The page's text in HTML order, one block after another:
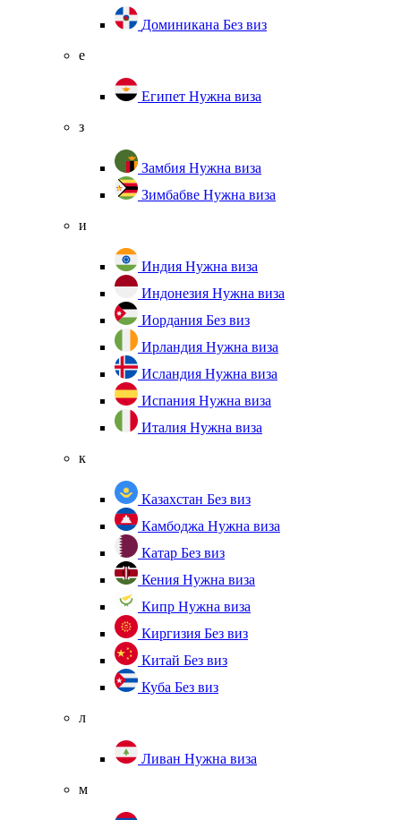
Доминикана Без виз
е
Египет Нужна виза
з
Замбия Нужна виза
Зимбабве Нужна виза
и
Индия Нужна виза
Индонезия Нужна виза
Иордания Без виз
Ирландия Нужна виза
Исландия Нужна виза
Испания Нужна виза
Италия Нужна виза
к
Казахстан Без виз
Камбоджа Нужна виза
Катар Без виз
Кения Нужна виза
Кипр Нужна виза
Киргизия Без виз
Китай Без виз
Куба Без виз
л
Ливан Нужна виза
м